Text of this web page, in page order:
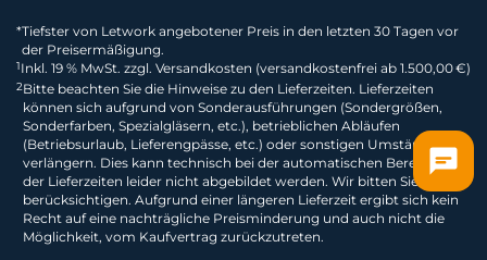
*Tiefster von Letwork angebotener Preis in den letzten 30 Tagen vor
der Preisermäßigung.
1Inkl. 19 % MwSt. zzgl. Versandkosten (versandkostenfrei ab 1.500,00 €)
2Bitte beachten Sie die Hinweise zu den Lieferzeiten. Lieferzeiten
können sich aufgrund von Sonderausführungen (Sondergrößen,
Sonderfarben, Spezialgläsern, etc.), betrieblichen Abläufen
(Betriebsurlaub, Lieferengpässe, etc.) oder sonstigen Umständen
verlängern. Dies kann technisch bei der automatischen Berechnung
der Lieferzeiten leider nicht abgebildet werden. Wir bitten Sie dies zu
berücksichtigen. Aufgrund einer längeren Lieferzeit ergibt sich kein
Recht auf eine nachträgliche Preisminderung und auch nicht die
Möglichkeit, vom Kaufvertrag zurückzutreten.